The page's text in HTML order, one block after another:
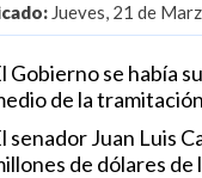
Jueves, 21 de
Gobierno se había
de la
senador Juan Luis
de dólares de